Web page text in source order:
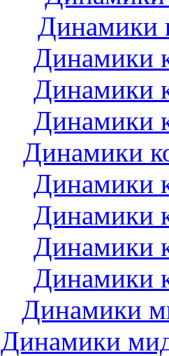
Динамики
Динамики
Динамики
Динамики
Динамики
Динамики
Динамики
Динамики
Динамики
Динамики
Динамики